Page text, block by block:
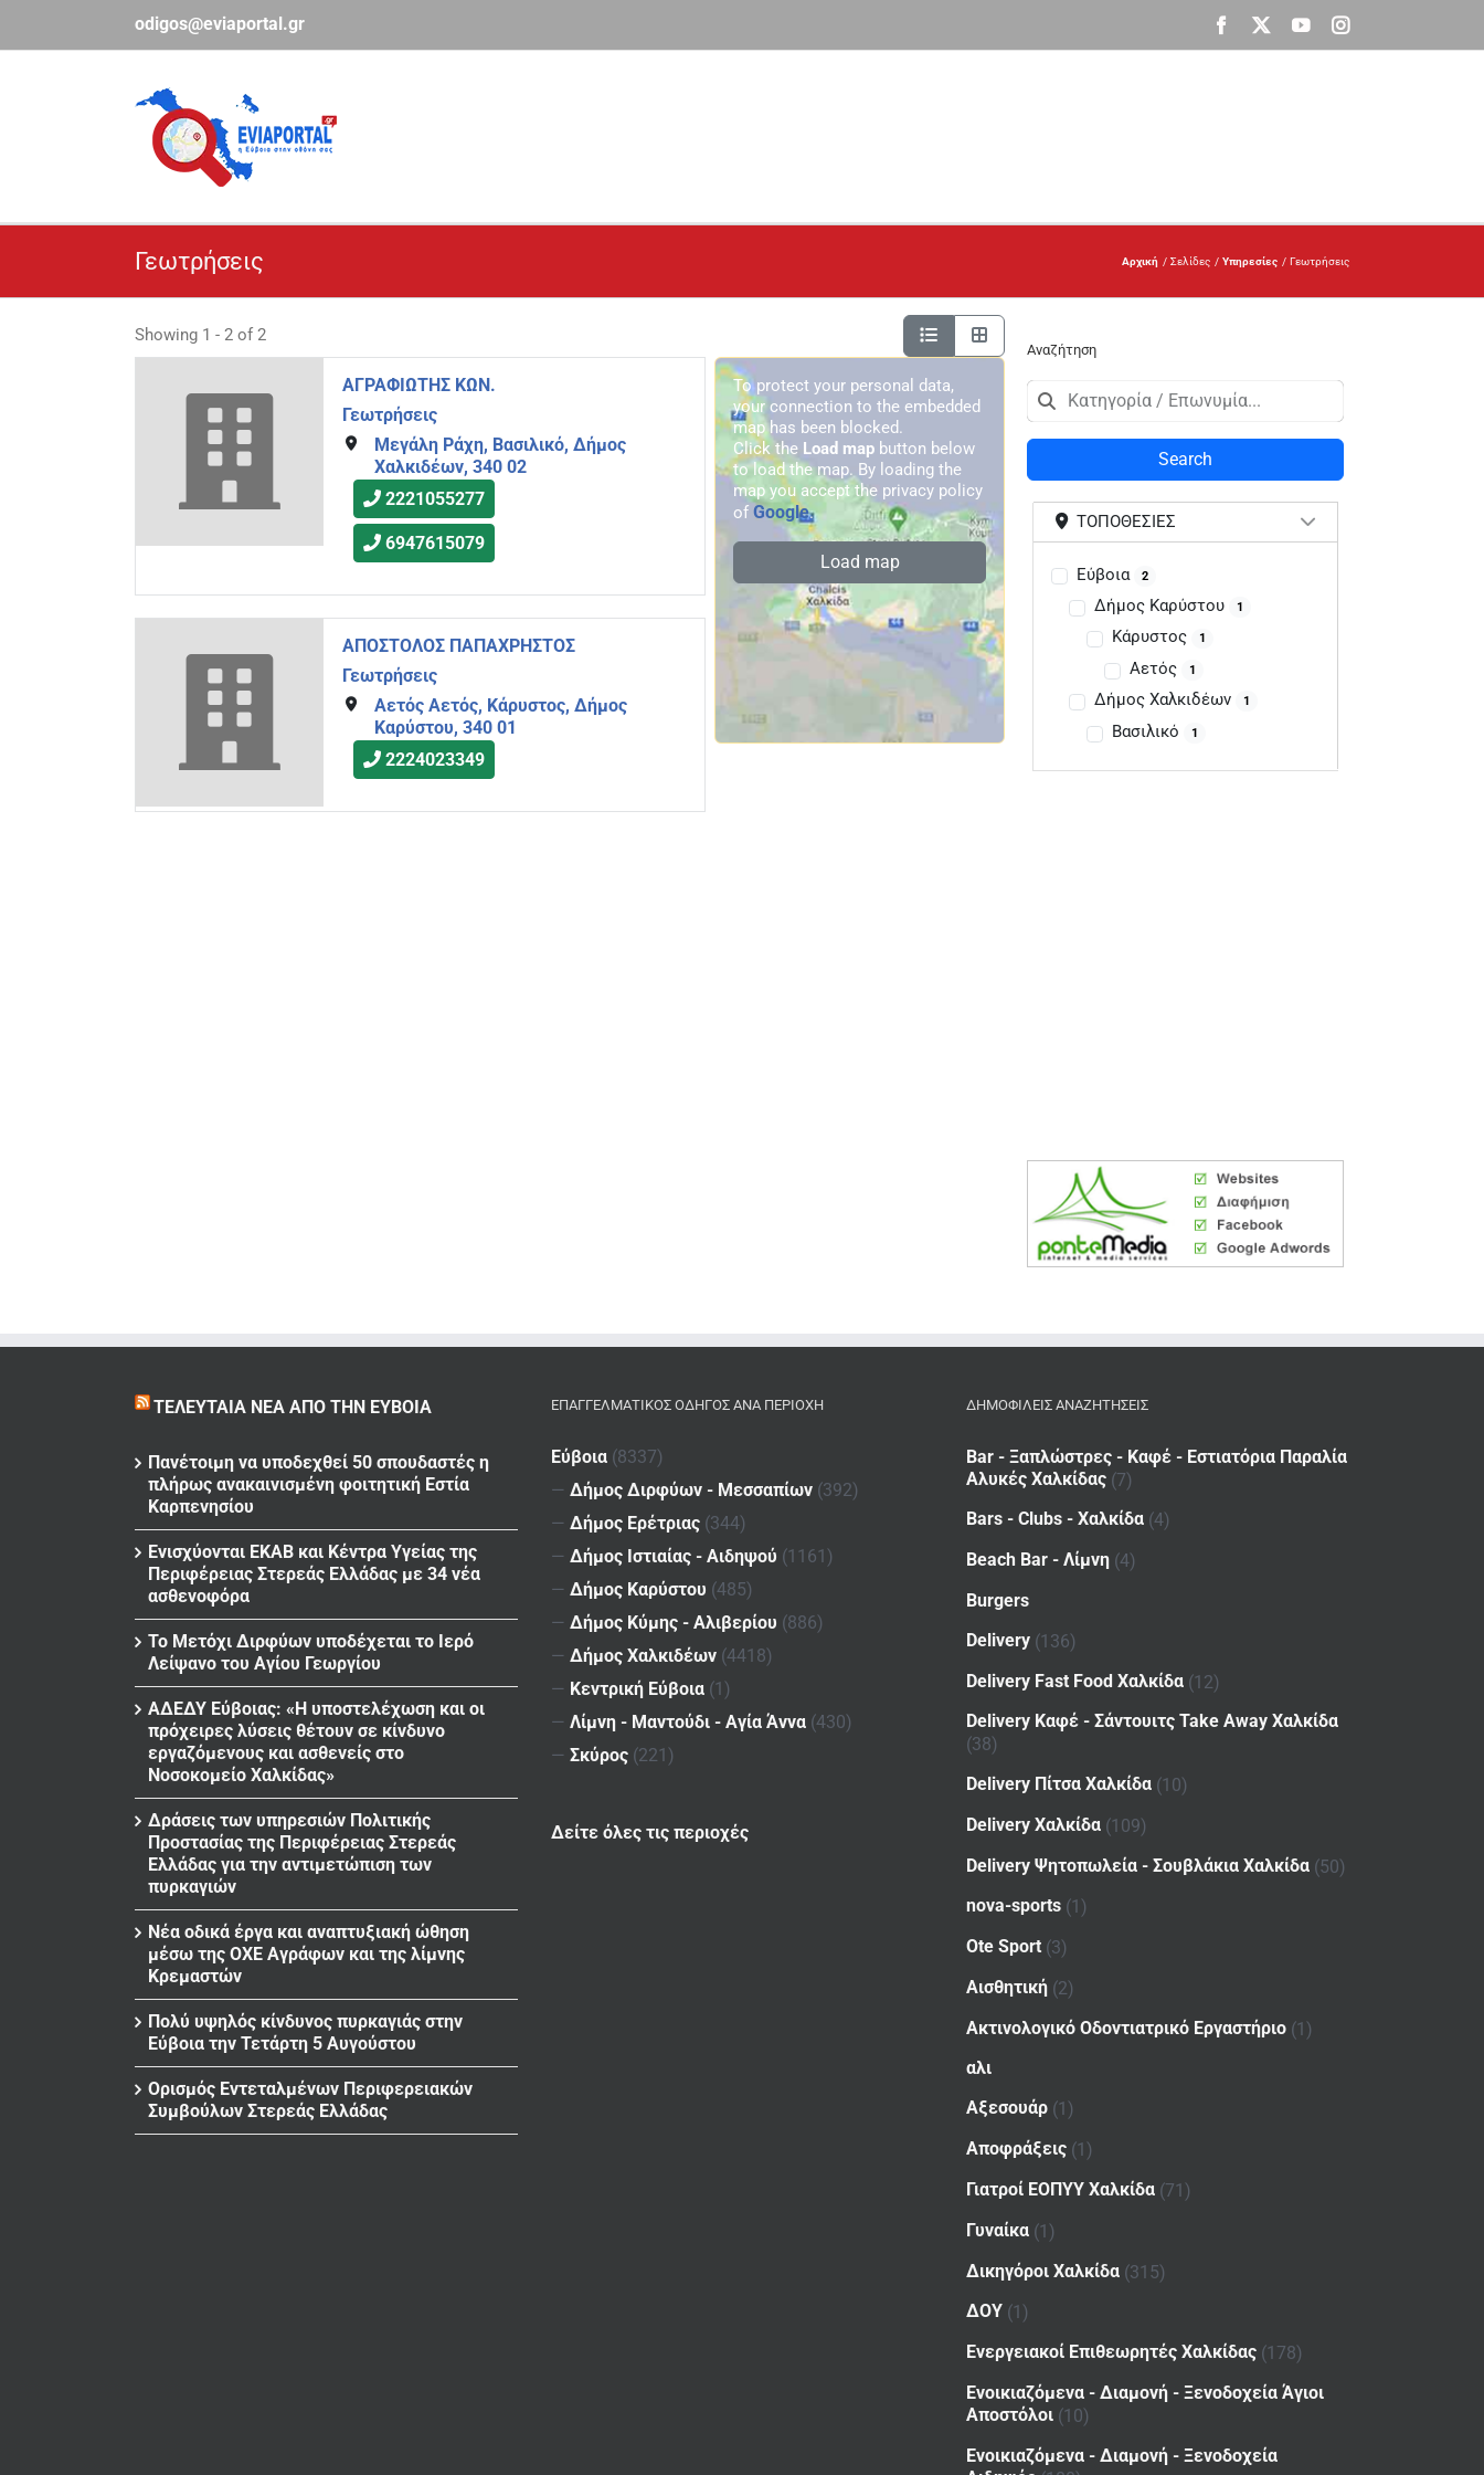
περιεχόμενο
odigos@eviaportal.gr Facebook
X YouTubeInstagram
Γεωτρήσεις Αρχική Σελίδες Υπηρεσίες Γεωτρήσεις
Showing 1 - 2 of 2
ΑΓΡΑΦΙΩΤΗΣ ΚΩΝ.
Γεωτρήσεις
Μεγάλη Ράχη, Βασιλικό, Δήμος
Χαλκιδέων, 340 02
2221055277
6947615079
ΑΠΟΣΤΟΛΟΣ ΠΑΠΑΧΡΗΣΤΟΣ
Γεωτρήσεις
Αετός Αετός, Κάρυστος, Δήμος
Καρύστου, 340 01
2224023349
To protect your personal data,
your connection to the embedded
map has been blocked.
Click the Load map button below
to load the map. By loading the
map you accept the privacy policy
ofGoogle.
Load map
Αναζήτηση
Search
ΤΟΠΟΘΕΣΊΕΣ
Εύβοια 2
Δήμος Καρύστου 1
Κάρυστος 1
Αετός 1
Δήμος Χαλκιδέων 1
Βασιλικό 1
ΤΕΛΕΥΤΑΊΑ ΝΈΑ ΑΠΌ ΤΗΝ ΕΎΒΟΙΑ
Πανέτοιμη να υποδεχθεί 50 σπουδαστές η
πλήρως ανακαινισμένη φοιτητική Εστία
Καρπενησίου
Ενισχύονται ΕΚΑΒ και Κέντρα Υγείας της
Περιφέρειας Στερεάς Ελλάδας με 34 νέα
ασθενοφόρα
Το Μετόχι Διρφύων υποδέχεται το Ιερό
Λείψανο του Αγίου Γεωργίου
ΑΔΕΔΥ Εύβοιας: «Η υποστελέχωση και οι
πρόχειρες λύσεις θέτουν σε κίνδυνο
εργαζόμενους και ασθενείς στο
Νοσοκομείο Χαλκίδας»
Δράσεις των υπηρεσιών Πολιτικής
Προστασίας της Περιφέρειας Στερεάς
Ελλάδας για την αντιμετώπιση των
πυρκαγιών
Νέα οδικά έργα και αναπτυξιακή ώθηση
μέσω της ΟΧΕ Αγράφων και της λίμνης
Κρεμαστών
Πολύ υψηλός κίνδυνος πυρκαγιάς στην
Εύβοια την Τετάρτη 5 Αυγούστου
Ορισμός Εντεταλμένων Περιφερειακών
Συμβούλων Στερεάς Ελλάδας
ΕΠΑΓΓΕΛΜΑΤΙΚΌΣ ΟΔΗΓΌΣ ΑΝΆ ΠΕΡΙΟΧΉ
Εύβοια (8337)
— Δήμος Διρφύων - Μεσσαπίων (392)
— Δήμος Ερέτριας (344)
— Δήμος Ιστιαίας - Αιδηψού (1161)
— Δήμος Καρύστου (485)
— Δήμος Κύμης - Αλιβερίου (886)
— Δήμος Χαλκιδέων (4418)
— Κεντρική Εύβοια (1)
— Λίμνη - Μαντούδι - Αγία Άννα (430)
— Σκύρος (221)
Δείτε όλες τις περιοχές
ΔΗΜΟΦΙΛΕΙΣ ΑΝΑΖΗΤΗΣΕΙΣ
Bar - Ξαπλώστρες - Καφέ - Εστιατόρια Παραλία
Αλυκές Χαλκίδας (7)
Bars - Clubs - Χαλκίδα (4)
Beach Bar - Λίμνη (4)
Burgers
Delivery (136)
Delivery Fast Food Χαλκίδα (12)
Delivery Καφέ - Σάντουιτς Take Away Χαλκίδα
(38)
Delivery Πίτσα Χαλκίδα (10)
Delivery Χαλκίδα (109)
Delivery Ψητοπωλεία - Σουβλάκια Χαλκίδα (50)
nova-sports (1)
Ote Sport (3)
Αισθητική (2)
Ακτινολογικό Οδοντιατρικό Εργαστήριο (1)
αλι
Αξεσουάρ (1)
Αποφράξεις (1)
Γιατροί ΕΟΠΥΥ Χαλκίδα (71)
Γυναίκα (1)
Δικηγόροι Χαλκίδα (315)
ΔΟΥ (1)
Ενεργειακοί Επιθεωρητές Χαλκίδας (178)
Ενοικιαζόμενα - Διαμονή - Ξενοδοχεία Άγιοι
Αποστόλοι (10)
Ενοικιαζόμενα - Διαμονή - Ξενοδοχεία